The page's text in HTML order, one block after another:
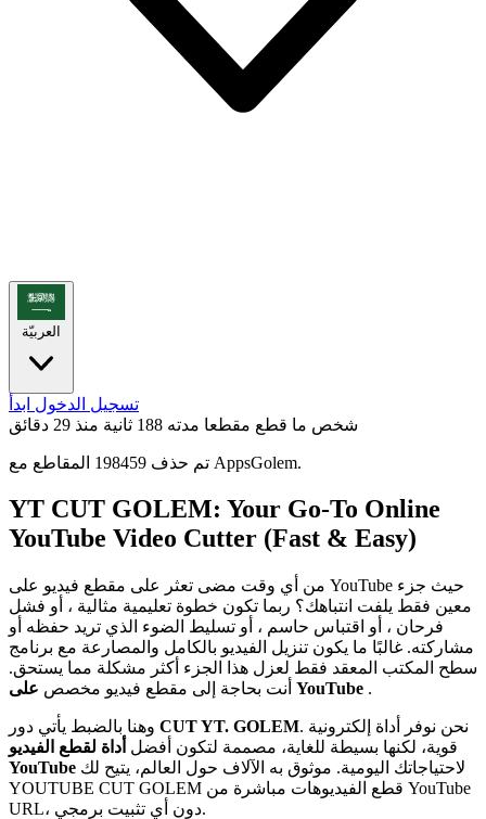
العربيّة
تسجيل الدخول ابدأ
شخص ما قطع مقطعا مدته 188 ثانية
منذ 29 دقائق
تم حذف 198459 المقاطع مع AppsGolem.
YT CUT GOLEM: Your Go-To Online
YouTube Video Cutter (Fast & Easy)
من أي وقت مضى تعثر على مقطع فيديو على YouTube حيث جزء
معين فقط يلفت انتباهك؟ ربما تكون خطوة تعليمية مثالية ، أو فشل
فرحان ، أو اقتباس حاسم ، أو تسليط الضوء الذي تريد حفظه أو
مشاركته. غالبًا ما يكون تنزيل الفيديو بالكامل والمصارعة مع برنامج
سطح المكتب المعقد فقط لعزل هذا الجزء أكثر مشكلة مما يستحق.
أنت بحاجة إلى مقطع فيديو مخصص على YouTube .
CUT YT. GOLEM. نحن نوفر أداة إلكترونية
قوية، لكنها بسيطة للغاية، مصممة لتكون أفضل أداة لقطع الفيديو
YouTube
YOUTUBE CUT GOLEM قطع الفيديوهات مباشرة من YouTube
URL، دون أي تثبيت برمجي.